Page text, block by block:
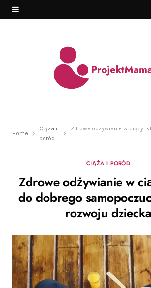
Home
Ciąża i
poród
CIĄŻA I PORÓD
Zdrowe odżywianie w
do dobrego
rozwoju dziecka